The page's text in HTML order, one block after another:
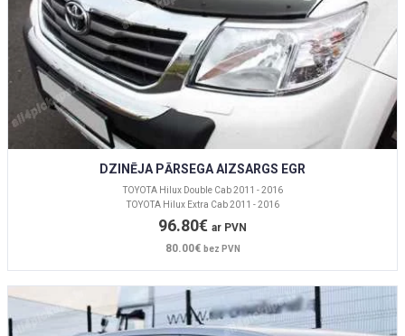
DZINĒJA PĀRSEGA AIZSARGS EGR
TOYOTA Hilux Double Cab 2011 - 2016
TOYOTA Hilux Extra Cab 2011 - 2016
96.80€ ar PVN
80.00€ bez PVN